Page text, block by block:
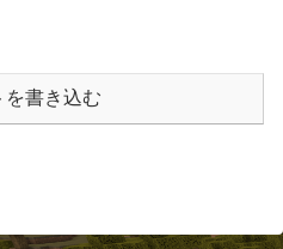
を書き込む